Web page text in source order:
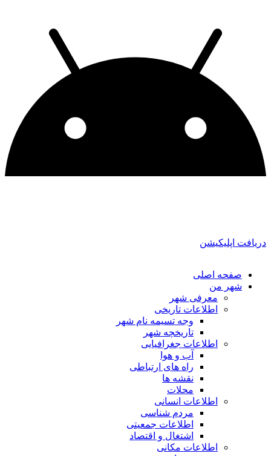
دریافت اپلیکیشن
صفحه اصلی
شهر من
معرفی شهر
اطلاعات تاریخی
وجه تسیمه نام شهر
تاریخچه شهر
اطلاعات جغرافیایی
آب و هوا
راه های ارتباطی
نقشه ها
محلات
اطلاعات انسانی
مردم شناسی
اطلاعات جمعیتی
اشتغال و اقتصاد
اطلاعات مکانی